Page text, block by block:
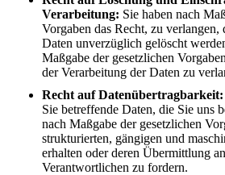
Verarbeitung: Sie haben nach
Vorgaben das Recht, zu verlangen,
Daten unverzüglich gelöscht
Maßgabe der gesetzlichen
der Verarbeitung der Daten zu
Recht auf Datenübertragbarkeit:
Sie betreffende Daten, die Sie uns
nach Maßgabe der gesetzlichen
strukturierten, gängigen und
erhalten oder deren Übermittlung
Verantwortlichen zu fordern.